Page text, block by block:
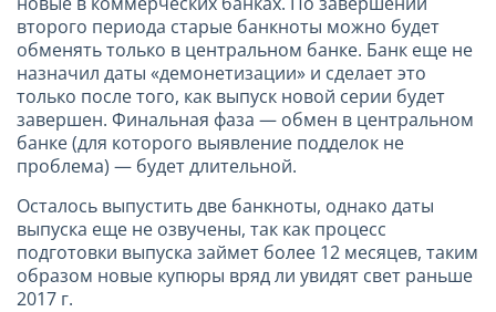
второго периода старые банкноты можно будет
обменять только в центральном банке. Банк еще не
назначил даты «демонетизации» и сделает это
только после того, как выпуск новой серии будет
завершен. Финальная фаза — обмен в центральном
банке (для которого выявление подделок не
проблема) — будет длительной.
Осталось выпустить две банкноты, однако даты
выпуска еще не озвучены, так как процесс
подготовки выпуска займет более 12 месяцев, таким
образом новые купюры вряд ли увидят свет раньше
2017 г.